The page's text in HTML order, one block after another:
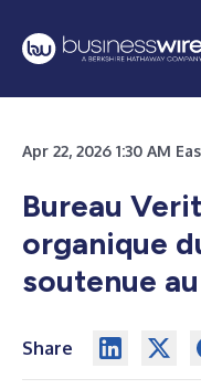
Apr 22, 2026 1:30 AM
Bureau
organique
soutenue
Share